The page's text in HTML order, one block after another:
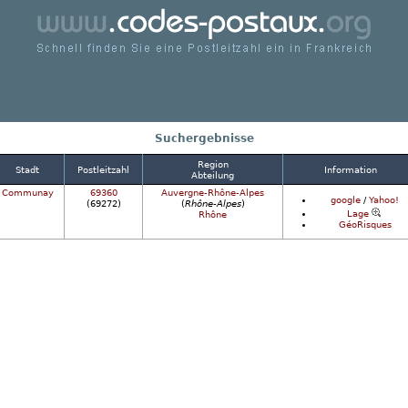
finden Sie eine Postleitzahl ein in
Suchergebnisse
Stadt Postleitzahl
Region
Abteilung
Information
Communay
69360
(69272)
Auvergne-Rhône-Alpes
(Rhône-Alpes)
Rhône
google /Yahoo!
Lage
GéoRisques